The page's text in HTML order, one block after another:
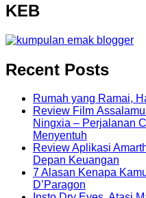
KEB
Recent Posts
Rumah yang Ramai,
Review Film
Ningxia – Perjalanan
Menyentuh
Review Aplikasi
Depan Keuangan
7 Alasan Kenapa
D’Paragon